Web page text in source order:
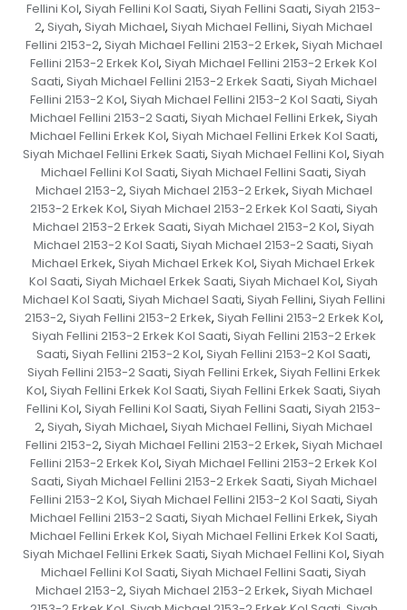
Fellini Kol, Siyah Fellini Kol Saati, Siyah Fellini Saati, Siyah 2153-
2, Siyah, Siyah Michael, Siyah Michael Fellini, Siyah Michael
Fellini 2153-2, Siyah Michael Fellini 2153-2 Erkek, Siyah Michael
Fellini 2153-2 Erkek Kol, Siyah Michael Fellini 2153-2 Erkek Kol
Saati, Siyah Michael Fellini 2153-2 Erkek Saati, Siyah Michael
Fellini 2153-2 Kol, Siyah Michael Fellini 2153-2 Kol Saati, Siyah
Michael Fellini 2153-2 Saati, Siyah Michael Fellini Erkek, Siyah
Michael Fellini Erkek Kol, Siyah Michael Fellini Erkek Kol Saati,
Siyah Michael Fellini Erkek Saati, Siyah Michael Fellini Kol, Siyah
Michael Fellini Kol Saati, Siyah Michael Fellini Saati, Siyah
Michael 2153-2, Siyah Michael 2153-2 Erkek, Siyah Michael
2153-2 Erkek Kol, Siyah Michael 2153-2 Erkek Kol Saati, Siyah
Michael 2153-2 Erkek Saati, Siyah Michael 2153-2 Kol, Siyah
Michael 2153-2 Kol Saati, Siyah Michael 2153-2 Saati, Siyah
Michael Erkek, Siyah Michael Erkek Kol, Siyah Michael Erkek
Kol Saati, Siyah Michael Erkek Saati, Siyah Michael Kol, Siyah
Michael Kol Saati, Siyah Michael Saati, Siyah Fellini, Siyah Fellini
2153-2, Siyah Fellini 2153-2 Erkek, Siyah Fellini 2153-2 Erkek Kol,
Siyah Fellini 2153-2 Erkek Kol Saati, Siyah Fellini 2153-2 Erkek
Saati, Siyah Fellini 2153-2 Kol, Siyah Fellini 2153-2 Kol Saati,
Siyah Fellini 2153-2 Saati, Siyah Fellini Erkek, Siyah Fellini Erkek
Kol, Siyah Fellini Erkek Kol Saati, Siyah Fellini Erkek Saati, Siyah
Fellini Kol, Siyah Fellini Kol Saati, Siyah Fellini Saati, Siyah 2153-
2, Siyah, Siyah Michael, Siyah Michael Fellini, Siyah Michael
Fellini 2153-2, Siyah Michael Fellini 2153-2 Erkek, Siyah Michael
Fellini 2153-2 Erkek Kol, Siyah Michael Fellini 2153-2 Erkek Kol
Saati, Siyah Michael Fellini 2153-2 Erkek Saati, Siyah Michael
Fellini 2153-2 Kol, Siyah Michael Fellini 2153-2 Kol Saati, Siyah
Michael Fellini 2153-2 Saati, Siyah Michael Fellini Erkek, Siyah
Michael Fellini Erkek Kol, Siyah Michael Fellini Erkek Kol Saati,
Siyah Michael Fellini Erkek Saati, Siyah Michael Fellini Kol, Siyah
Michael Fellini Kol Saati, Siyah Michael Fellini Saati, Siyah
Michael 2153-2, Siyah Michael 2153-2 Erkek, Siyah Michael